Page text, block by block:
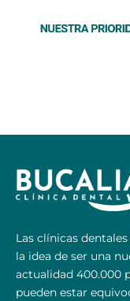
Las clínicas
la idea de ser una
actualidad 400.000
pueden estar